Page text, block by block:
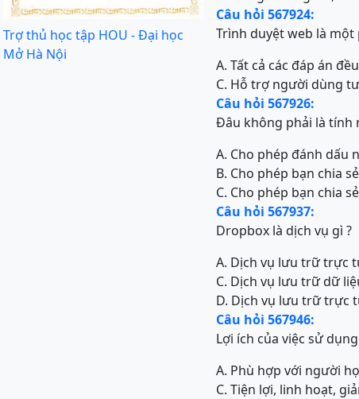
Trợ thủ học tập HOU - Đại học
Mở Hà Nội
Câu hỏi 567924:
Trình duyệt web là
A. Tất cả các đáp án
C. Hỗ trợ người dùng
Câu hỏi 567926:
Đâu không phải là tính
A. Cho phép đánh dấu
B. Cho phép bạn chia
C. Cho phép bạn chia
Câu hỏi 567937:
Dropbox là dịch vụ gì ?
A. Dịch vụ lưu trữ trực
C. Dịch vụ lưu trữ dữ
D. Dịch vụ lưu trữ trực
Câu hỏi 567946:
Lợi ích của việc sử
A. Phù hợp với người
C. Tiện lợi, linh hoạt,